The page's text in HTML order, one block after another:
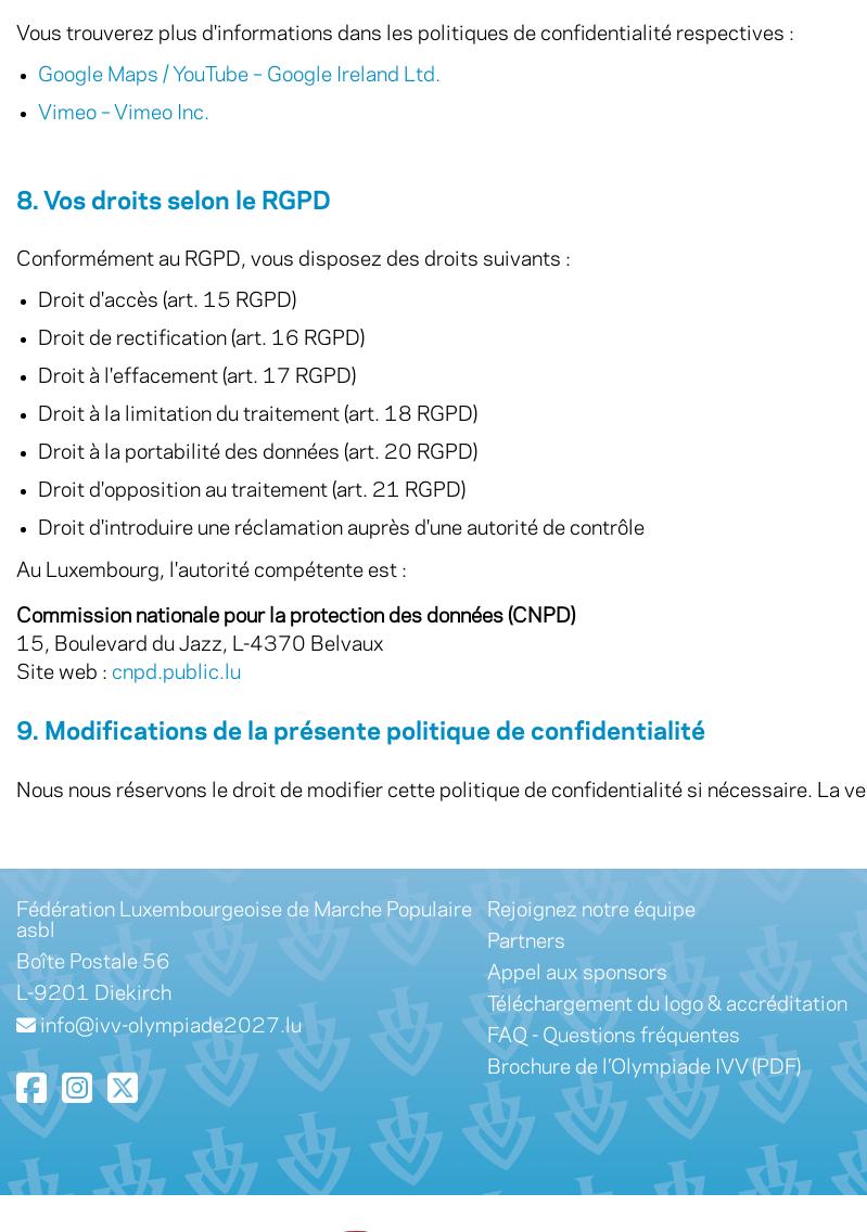
Vous trouverez plus d'informations dans les politiques de confidentialité respectives :
Google Maps / YouTube – Google Ireland Ltd.
Vimeo – Vimeo Inc.
8. Vos droits selon le RGPD
Conformément au RGPD, vous disposez des droits suivants :
Droit d'accès (art. 15 RGPD)
Droit de rectification (art. 16 RGPD)
Droit à l'effacement (art. 17 RGPD)
Droit à la limitation du traitement (art. 18 RGPD)
Droit à la portabilité des données (art. 20 RGPD)
Droit d'opposition au traitement (art. 21 RGPD)
Droit d'introduire une réclamation auprès d'une autorité de contrôle
Au Luxembourg, l'autorité compétente est :
Commission nationale pour la protection des données (CNPD)
15, Boulevard du Jazz, L-4370 Belvaux
Site web : cnpd.public.lu
9. Modifications de la présente politique de confidentialité
Nous nous réservons le droit de modifier cette politique de confidentialité si nécessaire. La
Fédération Luxembourgeoise de Marche Populaire
asbl
Boîte Postale 56
L-9201 Diekirch
info@ivv-olympiade2027.lu
Rejoignez notre équipe
Partners
Appel aux sponsors
Téléchargement du logo & accréditation
FAQ - Questions fréquentes
Brochure de l’Olympiade IVV (PDF)